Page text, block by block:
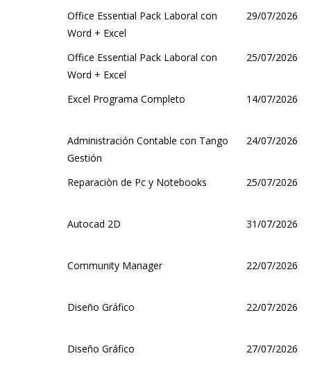
Office Essential Pack Laboral con
Word + Excel
29/07/2026
Office Essential Pack Laboral con
Word + Excel
25/07/2026
Excel Programa Completo
14/07/2026
Administración Contable con Tango
Gestión
24/07/2026
Reparaciòn de Pc y Notebooks
25/07/2026
Autocad 2D
31/07/2026
Community Manager
22/07/2026
Diseño Gráfico
22/07/2026
Diseño Gráfico
27/07/2026